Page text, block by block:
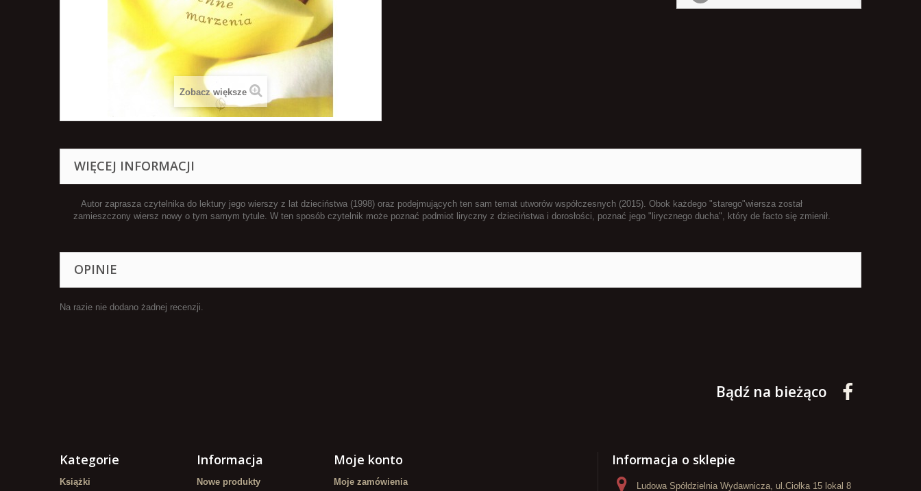
Zobacz większe
WIĘCEJ INFORMACJI
Autor zaprasza czytelnika do lektury jego wierszy z lat dzieciństwa (1998) oraz podejmujących ten sam temat utworów współczesnych (2015). Obok każdego "starego"wiersza został
zamieszczony wiersz nowy o tym samym tytule. W ten sposób czytelnik może poznać podmiot liryczny z dzieciństwa i dorosłości, poznać jego "lirycznego ducha", który de facto się zmienił.
OPINIE
Na razie nie dodano żadnej recenzji.
Bądź na bieżąco
Kategorie
Książki
Informacja
Nowe produkty
Moje konto
Moje zamówienia
Informacja o sklepie
Ludowa Spółdzielnia Wydawnicza, ul.Ciołka 15 lokal 8